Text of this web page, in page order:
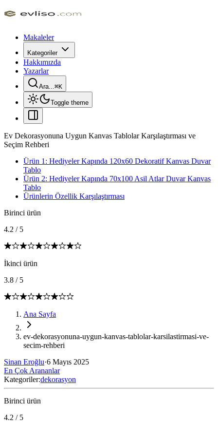
Makaleler
Kategoriler
Hakkımızda
Yazarlar
Ara...⌘K
Toggle theme
Ev Dekorasyonuna Uygun Kanvas Tablolar Karşılaştırması ve
Seçim Rehberi
Ürün 1: Hediyeler Kapında 120x60 Dekoratif Kanvas Duvar
Tablo
Ürün 2: Hediyeler Kapında 70x100 Asil Atlar Duvar Kanvas
Tablo
Ürünlerin Özellik Karşılaştırması
Birinci ürün
4.2 / 5
İkinci ürün
3.8 / 5
Ana Sayfa
ev-dekorasyonuna-uygun-kanvas-tablolar-karsilastirmasi-ve-
secim-rehberi
Sinan Eroğlu·6 Mayıs 2025
En Çok Arananlar
Kategoriler:dekorasyon
Birinci ürün
4.2 / 5